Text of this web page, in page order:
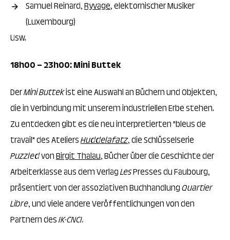
Samuel Reinard,Ryvage, elektornischer Musiker
(Luxembourg)
Usw.
18h00 – 23h00: Mini Buttek
DerMiniButtekist eine Auswahl an Büchern und Objekten,
die in Verbindung mit unserem industriellen Erbe stehen.
Zu entdecken gibt es die neu interpretierten "bleus de
travail" des AteliersHuddelafatz, die Schlüsselserie
PuzzledvonBirgit Thalau, Bücher über die Geschichte der
Arbeiterklasse aus dem VerlagLesPresses du Faubourg,
präsentiert von der assoziativen BuchhandlungQuartier
Libre, und viele andere Veröffentlichungen von den
Partnern desIK-CNCI.